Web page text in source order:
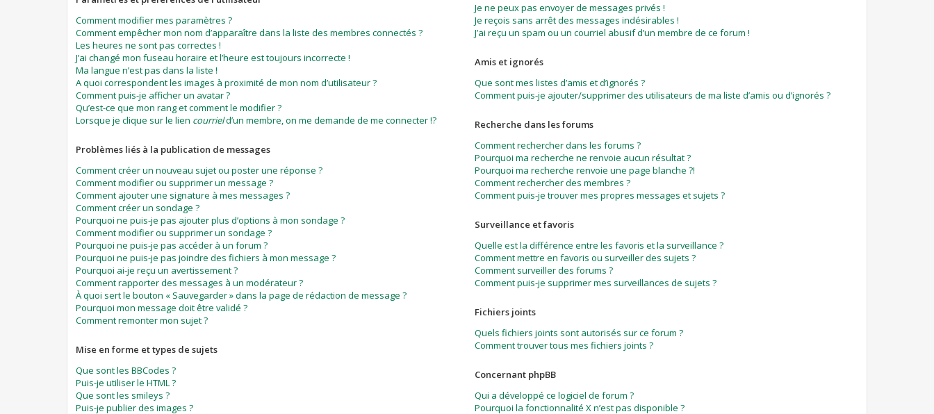
Comment modifier mes paramètres ?
Comment empêcher mon nom d’apparaître dans la liste des membres connectés ?
Les heures ne sont pas correctes !
J’ai changé mon fuseau horaire et l’heure est toujours incorrecte !
Ma langue n’est pas dans la liste !
A quoi correspondent les images à proximité de mon nom d’utilisateur ?
Comment puis-je afficher un avatar ?
Qu’est-ce que mon rang et comment le modifier ?
Lorsque je clique sur le lien courrield’un membre, on me demande de me connecter !?
Problèmes liés à la publication de messages
Comment créer un nouveau sujet ou poster une réponse ?
Comment modifier ou supprimer un message ?
Comment ajouter une signature à mes messages ?
Comment créer un sondage ?
Pourquoi ne puis-je pas ajouter plus d’options à mon sondage ?
Comment modifier ou supprimer un sondage ?
Pourquoi ne puis-je pas accéder à un forum ?
Pourquoi ne puis-je pas joindre des fichiers à mon message ?
Pourquoi ai-je reçu un avertissement ?
Comment rapporter des messages à un modérateur ?
À quoi sert le bouton « Sauvegarder » dans la page de rédaction de message ?
Pourquoi mon message doit être validé ?
Comment remonter mon sujet ?
Mise en forme et types de sujets
Que sont les BBCodes ?
Puis-je utiliser le HTML ?
Que sont les smileys ?
Puis-je publier des images ?
Je ne peux pas envoyer de messages privés !
Je reçois sans arrêt des messages indésirables !
J’ai reçu un spam ou un courriel abusif d’un membre de ce forum !
Amis et ignorés
Que sont mes listes d’amis et d’ignorés ?
Comment puis-je ajouter/supprimer des utilisateurs de ma liste d’amis ou d’ignorés ?
Recherche dans les forums
Comment rechercher dans les forums ?
Pourquoi ma recherche ne renvoie aucun résultat ?
Pourquoi ma recherche renvoie une page blanche ?!
Comment rechercher des membres ?
Comment puis-je trouver mes propres messages et sujets ?
Surveillance et favoris
Quelle est la différence entre les favoris et la surveillance ?
Comment mettre en favoris ou surveiller des sujets ?
Comment surveiller des forums ?
Comment puis-je supprimer mes surveillances de sujets ?
Fichiers joints
Quels fichiers joints sont autorisés sur ce forum ?
Comment trouver tous mes fichiers joints ?
Concernant phpBB
Qui a développé ce logiciel de forum ?
Pourquoi la fonctionnalité X n’est pas disponible ?